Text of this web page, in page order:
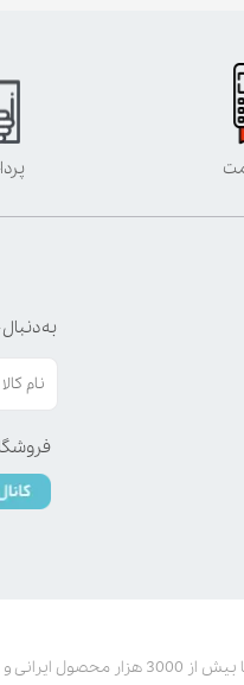
پت استور به عنوان یکی از قدیمی‌ترین پت شاپ های اینترنتی با بیش از 3000 هزار محصول ایرانی و
به